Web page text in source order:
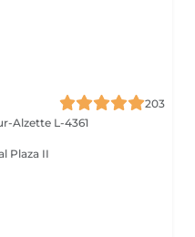
203
Alzette L-4361
Plaza II